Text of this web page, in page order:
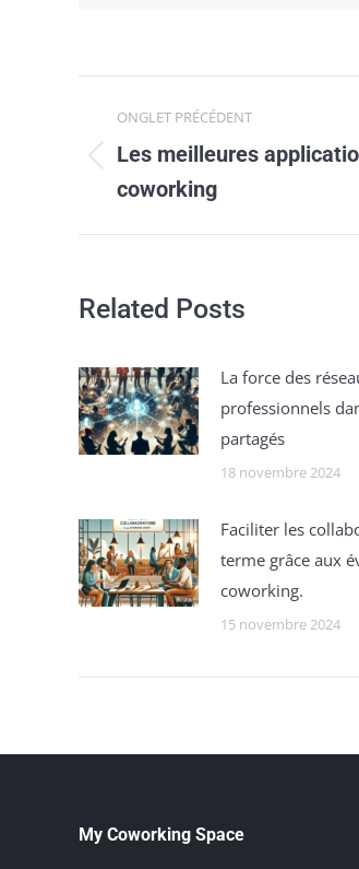
Navigation
de
commentaire
ONGLET PRÉCÉDENT
Onglet
précédent
Les meilleures
coworking
Related Posts
La force des
professionnels
partagés
18 novembre 2024
Faciliter les
terme grâce aux
coworking.
15 novembre 2024
My Coworking Space